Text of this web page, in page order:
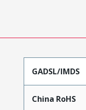
GADSL/IMDS
China RoHS